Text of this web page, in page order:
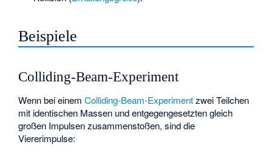
Beispiele
Colliding-Beam-Experiment
Wenn bei einemColliding-Beam-Experimentzwei Teilchen
mit identischen Massen und entgegengesetzten gleich
großen Impulsen zusammenstoßen, sind die
Viererimpulse: